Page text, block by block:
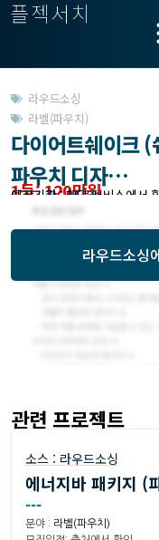
플젝서치
라우드소싱
라벨(파우치)
다이어트쉐이크
파우치 디자…
1등: 120만원
모집기한 : 04/15
예상기간 : 해당 서비스에서
라우드소싱
관련 프로젝트
소스 : 라우드소싱
에너지바 패키지 (
---
분야 : 라벨(파우치)